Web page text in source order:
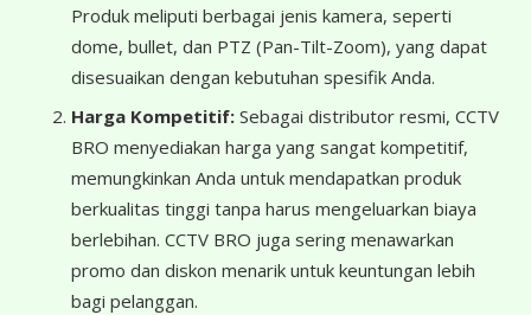
Produk meliputi berbagai jenis kamera, seperti
dome, bullet, dan PTZ (Pan-Tilt-Zoom), yang dapat
disesuaikan dengan kebutuhan spesifik Anda.
Harga Kompetitif: Sebagai distributor resmi, CCTV
BRO menyediakan harga yang sangat kompetitif,
memungkinkan Anda untuk mendapatkan produk
berkualitas tinggi tanpa harus mengeluarkan biaya
berlebihan. CCTV BRO juga sering menawarkan
promo dan diskon menarik untuk keuntungan lebih
bagi pelanggan.